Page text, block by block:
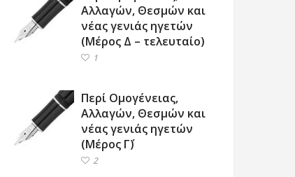
Αλλαγών, Θεσμών και
νέας γενιάς ηγετών
(Μέρος Δ – τελευταίο)
1
Περί Ομογένειας,
Αλλαγών, Θεσμών και
νέας γενιάς ηγετών
(Μέρος Γ΄)
2